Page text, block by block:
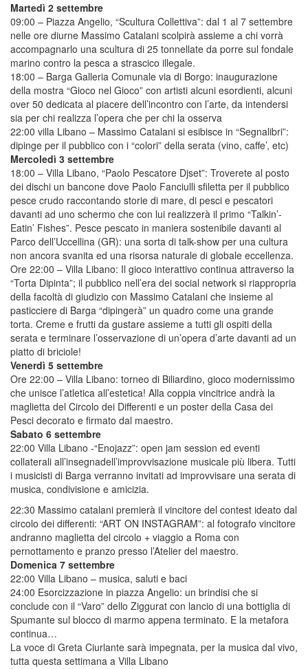
Martedì 2 settembre
09:00 – Piazza Angelio, “Scultura Collettiva”: dal 1 al 7 settembre
nelle ore diurne Massimo Catalani scolpirà assieme a chi vorrà
accompagnarlo una scultura di 25 tonnellate da porre sul fondale
marino contro la pesca a strascico illegale.
18:00 – Barga Galleria Comunale via di Borgo: inaugurazione
della mostra “Gioco nel Gioco” con artisti alcuni esordienti, alcuni
over 50 dedicata al piacere dell’incontro con l’arte, da intendersi
sia per chi realizza l’opera che per chi la osserva
22:00 villa Libano – Massimo Catalani si esibisce in “Segnalibri”:
dipinge per il pubblico con i “colori” della serata (vino, caffe’, etc)
Mercoledì 3 settembre
18:00 – Villa Libano, “Paolo Pescatore Djset”: Troverete al posto
dei dischi un bancone dove Paolo Fanciulli sfiletta per il pubblico
pesce crudo raccontando storie di mare, di pesci e pescatori
davanti ad uno schermo che con lui realizzerà il primo “Talkin’-
Eatin’ Fishes”. Pesce pescato in maniera sostenibile davanti al
Parco dell’Uccellina (GR): una sorta di talk-show per una cultura
non ancora svanita ed una risorsa naturale di globale eccellenza.
Ore 22:00 – Villa Libano: Il gioco interattivo continua attraverso la
“Torta Dipinta”; il pubblico nell’era dei social network si riappropria
della facoltà di giudizio con Massimo Catalani che insieme al
pasticciere di Barga “dipingerà” un quadro come una grande
torta. Creme e frutti da gustare assieme a tutti gli ospiti della
serata e terminare l’osservazione di un’opera d’arte davanti ad un
piatto di briciole!
Venerdì 5 settembre
Ore 22:00 – Villa Libano: torneo di Biliardino, gioco modernissimo
che unisce l’atletica all’estetica! Alla coppia vincitrice andrà la
maglietta del Circolo dei Differenti e un poster della Casa dei
Pesci decorato e firmato dal maestro.
Sabato 6 settembre
22:00 Villa Libano -“Enojazz”: open jam session ed eventi
collaterali all’insegnadell’improvvisazione musicale più libera. Tutti
i musicisti di Barga verranno invitati ad improvvisare una serata di
musica, condivisione e amicizia.
22:30 Massimo catalani premierà il vincitore del contest ideato dal
circolo dei differenti: “ART ON INSTAGRAM”: al fotografo vincitore
andranno maglietta del circolo + viaggio a Roma con
pernottamento e pranzo presso l’Atelier del maestro.
Domenica 7 settembre
22:00 Villa Libano – musica, saluti e baci
24:00 Esorcizzazione in piazza Angelio: un brindisi che si
conclude con il “Varo” dello Ziggurat con lancio di una bottiglia di
Spumante sul blocco di marmo appena terminato. E la metafora
continua…
La voce di Greta Ciurlante sarà impegnata, per la musica dal vivo,
tutta questa settimana a Villa Libano